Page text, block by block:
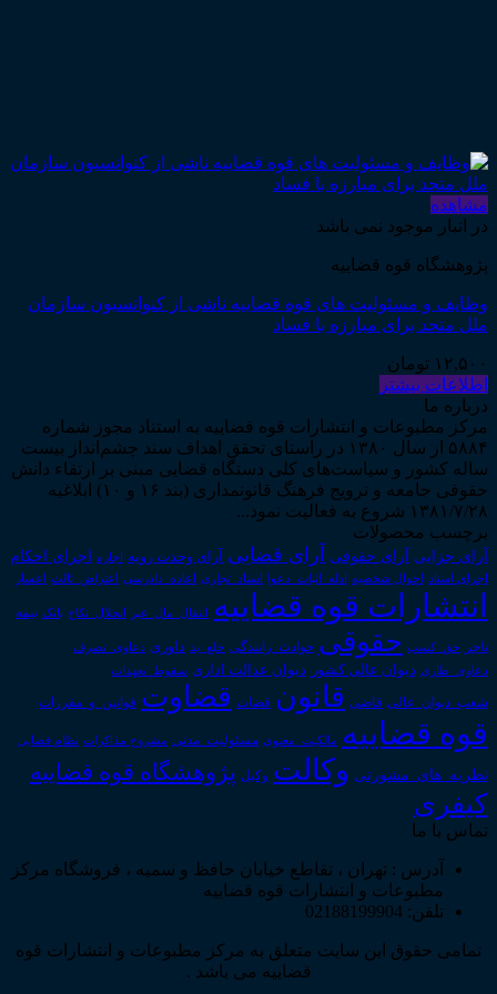
مشاهده
در انبار موجود نمی باشد
پژوهشگاه قوه قضاییه
وظایف و مسئولیت های قوه قضاییه ناشی از کنوانسیون سازمان
ملل متحد برای مبارزه با فساد
۱۲,۵۰۰ تومان
اطلاعات بیشتر
درباره ما
مرکز مطبوعات و انتشارات قوه قضاییه به استناد مجوز شماره
۵۸۸۴ از سال ۱۳۸۰ در راستای تحقق اهداف سند چشم‌انداز بیست
ساله کشور و سیاست‌های کلی دستگاه قضایی مبنی بر ارتقاء دانش
حقوقی جامعه و ترویج فرهنگ قانونمداری (بند ۱۶ و ۱۰) ابلاغیه
۱۳۸۱/۷/۲۸ شروع به فعالیت نمود...
برچسب محصولات
آرای جزایی آرای حقوقی آرای قضایی آرای وحدت رویه اجاره اجرای احکام
اجرای اسناد احوال شخصیه ادله_اثبات_دعوا اسناد_تجاری اعاده_دادرسی اعتراض_ثالث اعسار
انتشارات قوه قضاییه انتقال_مال_غیر انحلال_نکاح بانک بیمه
تاجر حق_کسب حقوقی حوادث_رانندگی خلع_ید داوری دعاوی_تصرف
دعاوی_طاری دیوان عالی کشور دیوان عدالت اداری سقوط_تعهدات
شعب_دیوان_عالی قاضی قانون قضات قضاوت قوانین_و_مقررات
قوه قضاییه مالکیت_معنوی مسئولیت_مدنی مشروح مذاکرات نظام قضایی
نظریه_های_مشورتی وکالت وکیل پژوهشگاه قوه قضاییه
کیفری
تماس با ما
آدرس : تهران ، تقاطع خیابان حافظ و سمیه ، فروشگاه مرکز
مطبوعات و انتشارات قوه قضاییه
تلفن: 02188199904
تمامی حقوق این سایت متعلق به مرکز مطبوعات و انتشارات قوه
قضاییه می باشد .